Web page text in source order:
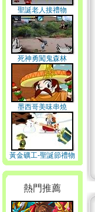
聖誕老人接禮物
死神勇闖鬼森林
墨西哥美味串燒
黃金礦工-聖誕節禮物
熱門推薦